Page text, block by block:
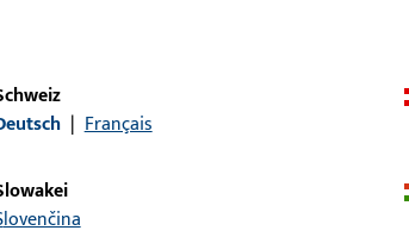
Schweiz
Deutsch | Français
Slowakei
Slovenčina